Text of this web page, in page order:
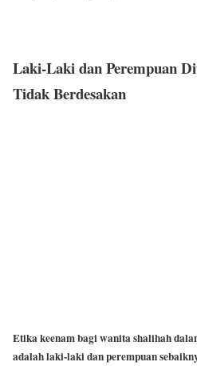
Laki-Laki dan Perempuan
Tidak Berdesakan
Etika keenam bagi wanita shalihah
adalah laki-laki dan perempuan